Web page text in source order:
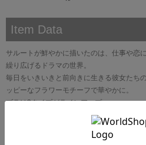
Item Data
サルートが鮮やかに描いたのは、仕事や恋
繰り広げるドラマの世界。
毎日をいきいきと前向きに生きる彼女たち
ッピーなフラワーモチーフで華やかに。
ブラは3タイプがラインアップ。
バストボリュームを脇から中央に寄せ、き